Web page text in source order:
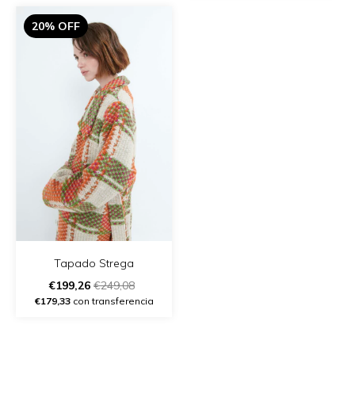
20% OFF
Tapado Strega
€199,26 €249,08
€179,33con transferencia